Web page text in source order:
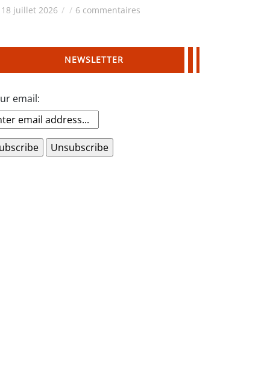
18 juillet 2026 / / 6 commentaires
NEWSLETTER
email: